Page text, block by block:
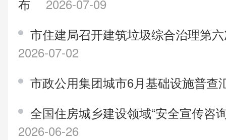
布
2026-07-09
市住建局召开建筑垃圾综合治理第
2026-07-02
市政公用集团城市6月基础设施普查
全国住房城乡建设领域“安全宣传咨
2026-06-26